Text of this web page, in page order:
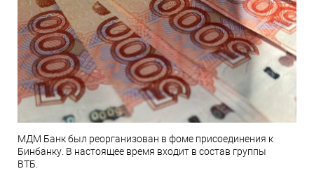
МДМ Банк был реорганизован в фоме присоединения к
Бинбанку. В настоящее время входит в состав группы
ВТБ.